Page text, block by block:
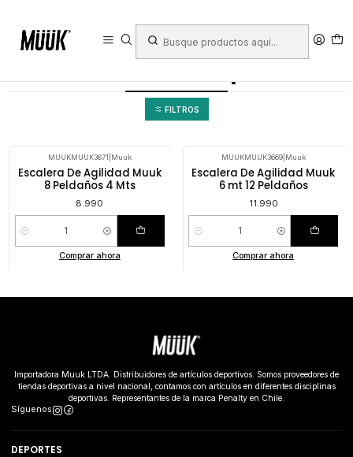
FILTROS
MUUKMUUK3671 Muuk
Escalera De Agilidad Muuk
8 Peldaños 4 Mts
8.990
Cantidad
Comprar ahora
MUUKMUUK3669| Muuk
Escalera De Agilidad Muuk
6 mt 12 Peldaños
11.990
Cantidad
Comprar ahora
Importadora Muuk LTDA. Distribuidores de artículos deportivos. Somos proveedores de
tiendas deportivas a nivel nacional, contamos con artículos en diferentes disciplinas
deportivas. Representantes de la marca Penalty en Chile.
Síguenos
DEPORTES